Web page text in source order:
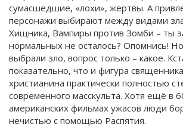
сумасшедшие, «лохи», жертвы. А
персонажи выбирают между видами
Хищника, Вампиры против Зомби – ты
нормальных не осталось? Опомнись!
выбрали зло, вопрос только – какое.
показательно, что и фигура
христианина практически полностью
современного масскульта. Хотя ещё в
американских фильмах ужасов люди
нечистью с помощью Распятия.